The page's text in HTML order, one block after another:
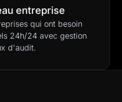
entreprise
qui ont besoin
24h/24 avec gestion
d'audit.